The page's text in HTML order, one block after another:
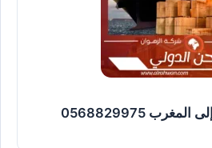
شركة شحن من جدة إلى المغرب 0568829975